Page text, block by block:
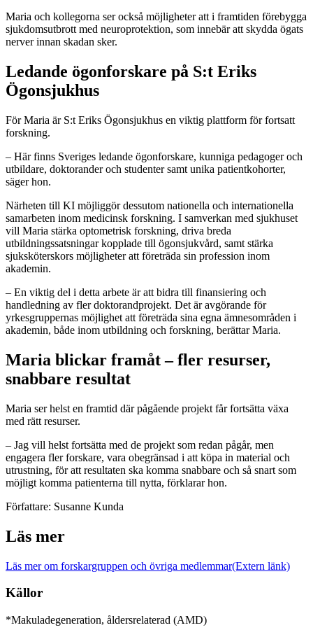
Maria och kollegorna ser också möjligheter att i framtiden förebygga
sjukdomsutbrott med neuroprotektion, som innebär att skydda ögats
nerver innan skadan sker.
Ledande ögonforskare på S:t Eriks
Ögonsjukhus
För Maria är S:t Eriks Ögonsjukhus en viktig plattform för fortsatt
forskning.
– Här finns Sveriges ledande ögonforskare, kunniga pedagoger och
utbildare, doktorander och studenter samt unika patientkohorter,
säger hon.
Närheten till KI möjliggör dessutom nationella och internationella
samarbeten inom medicinsk forskning. I samverkan med sjukhuset
vill Maria stärka optometrisk forskning, driva breda
utbildningssatsningar kopplade till ögonsjukvård, samt stärka
sjuksköterskors möjligheter att företräda sin profession inom
akademin.
– En viktig del i detta arbete är att bidra till finansiering och
handledning av fler doktorandprojekt. Det är avgörande för
yrkesgruppernas möjlighet att företräda sina egna ämnesområden i
akademin, både inom utbildning och forskning, berättar Maria.
Maria blickar framåt – fler resurser,
snabbare resultat
Maria ser helst en framtid där pågående projekt får fortsätta växa
med rätt resurser.
– Jag vill helst fortsätta med de projekt som redan pågår, men
engagera fler forskare, vara obegränsad i att köpa in material och
utrustning, för att resultaten ska komma snabbare och så snart som
möjligt komma patienterna till nytta, förklarar hon.
Författare: Susanne Kunda
Läs mer
Läs mer om forskargruppen och övriga medlemmar(Extern länk)
Källor
*Makuladegeneration, åldersrelaterad (AMD)